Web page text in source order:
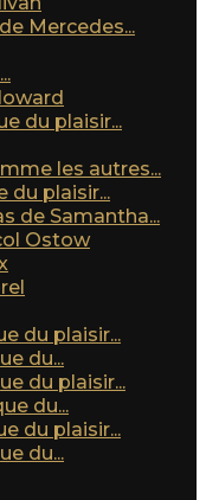
Mercedes...
du plaisir...
les autres...
du plaisir...
de Samantha...
Ostow
du plaisir...
du...
du plaisir...
du...
du plaisir...
du...